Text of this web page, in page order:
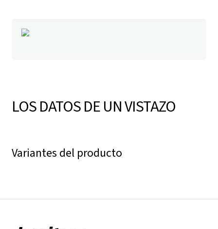
LOS DATOS DE UN VISTAZO
Variantes del producto